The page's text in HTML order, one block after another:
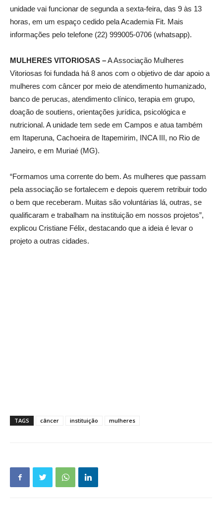
unidade vai funcionar de segunda a sexta-feira, das 9 às 13
horas, em um espaço cedido pela Academia Fit. Mais
informações pelo telefone (22) 999005-0706 (whatsapp).
MULHERES VITORIOSAS –A Associação Mulheres
Vitoriosas foi fundada há 8 anos com o objetivo de dar apoio a
mulheres com câncer por meio de atendimento humanizado,
banco de perucas, atendimento clínico, terapia em grupo,
doação de soutiens, orientações jurídica, psicológica e
nutricional. A unidade tem sede em Campos e atua também
em Itaperuna, Cachoeira de Itapemirim, INCA III, no Rio de
Janeiro, e em Muriaé (MG).
“Formamos uma corrente do bem. As mulheres que passam
pela associação se fortalecem e depois querem retribuir todo
o bem que receberam. Muitas são voluntárias lá, outras, se
qualificaram e trabalham na instituição em nossos projetos”,
explicou Cristiane Félix, destacando que a ideia é levar o
projeto a outras cidades.
TAGS câncer instituição mulheres